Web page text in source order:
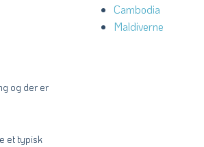
og der er
et typisk
Cambodia
Maldiverne